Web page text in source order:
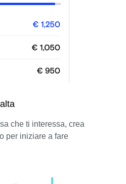
che ti interessa, crea
per iniziare a fare